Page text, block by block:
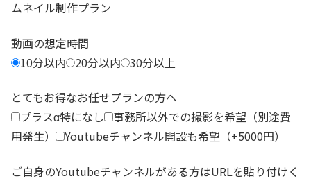
ムネイル制作プラン
動画の想定時間
10分以内
20分以内 30分以上
とてもお得なお任せプランの方へ
プラスα特になし
事務所以外での撮影を希望（別途費
用発生）
Youtubeチャンネル開設も希望（+5000円）
ご自身のYoutubeチャンネルがある方はURLを貼り付けく